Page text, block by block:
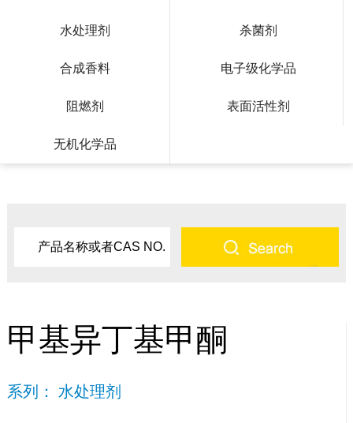
水处理剂 杀菌剂
合成香料 电子级化学品
阻燃剂 表面活性剂
无机化学品
甲基异丁基甲酮
系列： 水处理剂